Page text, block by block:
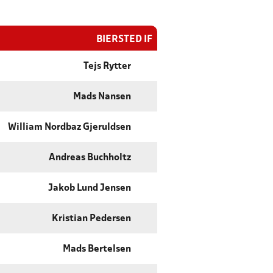
BIERSTED IF
Tejs Rytter
Mads Nansen
William Nordbaz Gjeruldsen
Andreas Buchholtz
Jakob Lund Jensen
Kristian Pedersen
Mads Bertelsen